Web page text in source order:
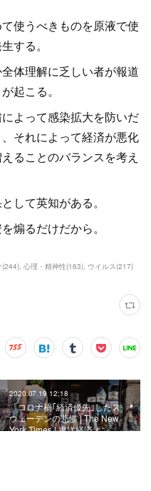
使うべきものを原液で使
する。
体理解に乏しい者が報道
起こる。
よって感染拡大を防いだ
それによって経済が悪化
ることのバランスを考え
して英知がある。
煽るだけだから。
(244) 心理・精神性(163) ウイルス(217)
2020.07.19 12:18
「コロナ禍｢経済優先｣したス
ウェーデンの悲惨 | The New
York Times | 東洋経済オン…